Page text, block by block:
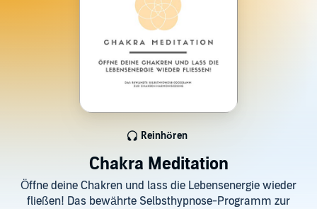
Chakra Meditation
Öffne deine Chakren und lass die Lebensenergie wieder
fließen! Das bewährte Selbsthypnose-Programm zur
Reinhören